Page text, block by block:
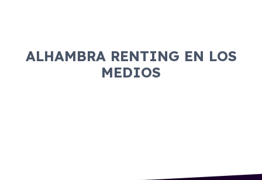
ALHAMBRA RENTING EN LOS
MEDIOS